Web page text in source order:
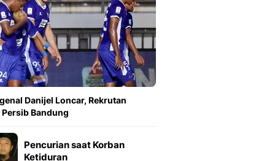
Danijel Loncar, Rekrutan
Persib Bandung
Pencurian saat Korban
Ketiduran